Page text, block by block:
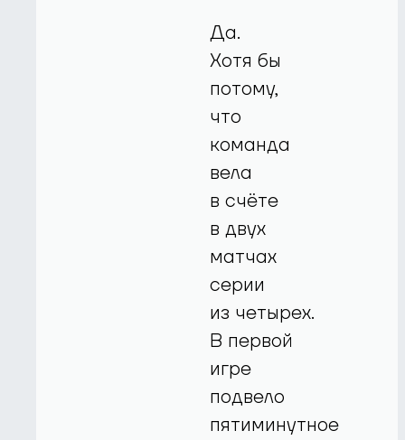
Да.
Хотя бы
потому,
что
команда
вела
в счёте
в двух
матчах
серии
из четырех.
В первой
игре
подвело
пятиминутное